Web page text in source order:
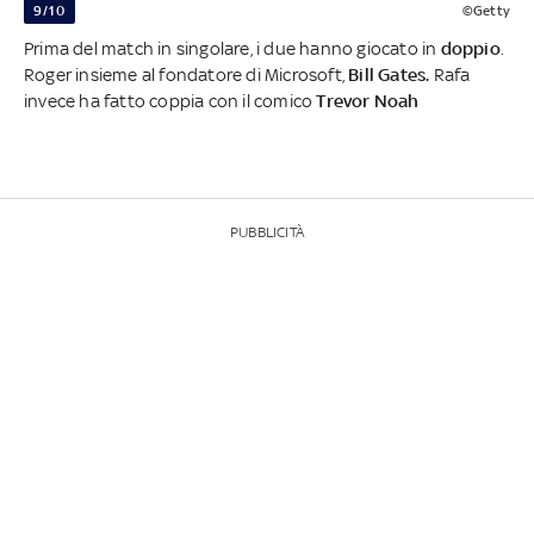
9/10 ©Getty
Prima del match in singolare, i due hanno giocato in doppio.
Roger insieme al fondatore di Microsoft, Bill Gates. Rafa
invece ha fatto coppia con il comicoTrevor Noah
PUBBLICITÀ